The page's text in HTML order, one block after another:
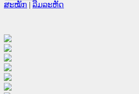
ສະໝັກ | ລືມລະຫັດ